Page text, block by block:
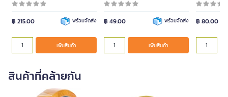
฿ 215.00 พร้อมจัดส่ง
เพิ่มสินค้า
฿ 49.00 พร้อมจัดส่ง
เพิ่มสินค้า
฿ 80.00
สินค้าที่คล้ายกัน